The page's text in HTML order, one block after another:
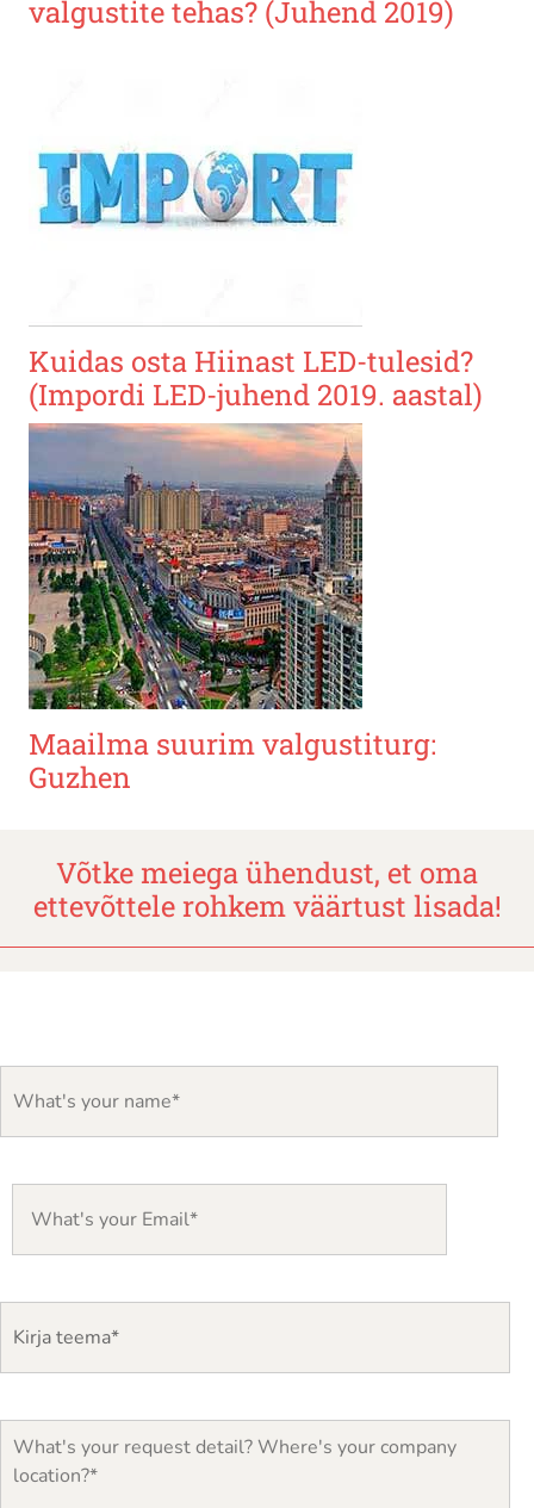
valgustite tehas? (Juhend 2019)
Kuidas osta Hiinast LED-tulesid?
(Impordi LED-juhend 2019. aastal)
Maailma suurim valgustiturg:
Guzhen
Võtke meiega ühendust, et oma
ettevõttele rohkem väärtust lisada!